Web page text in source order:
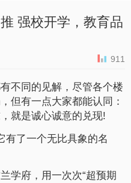
强校开学，教育品
911
同的见解，尽管各个楼
但有一点大家都能认同：
就是诚心诚意的兑现!
了一个无比具象的名
府，用一次次“超预期